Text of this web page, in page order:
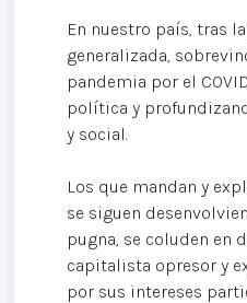
En nuestro país, tras
generalizada,
pandemia por el
política y
y social.
Los que mandan y
se siguen
pugna, se coluden en
capitalista opresor y
por sus intereses